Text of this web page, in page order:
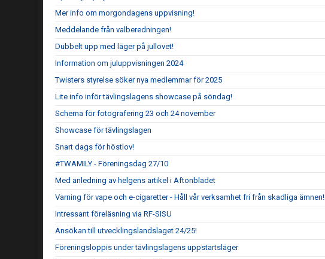
Mer info om morgondagens uppvisning!
Meddelande från valberedningen!
Dubbelt upp med läger på jullovet!
Information om juluppvisningen 2024
Twisters styrelse söker nya medlemmar för 2025
Lite info inför tävlingslagens showcase på söndag!
Schema för fotografering 23 och 24 november
Showcase för tävlingslagen
Snart dags för höstlov!
#TWAMILY - Föreningsdag 27/10
Med anledning av helgens artikel i Aftonbladet
Varning för vape och e-cigaretter - Håll vår verksamhet fri från skadliga ämnen!
Intressant föreläsning via RF-SISU
Ansökan till utvecklingslandslaget 24/25!
Föreningsloppis under tävlingslagens uppstartsläger